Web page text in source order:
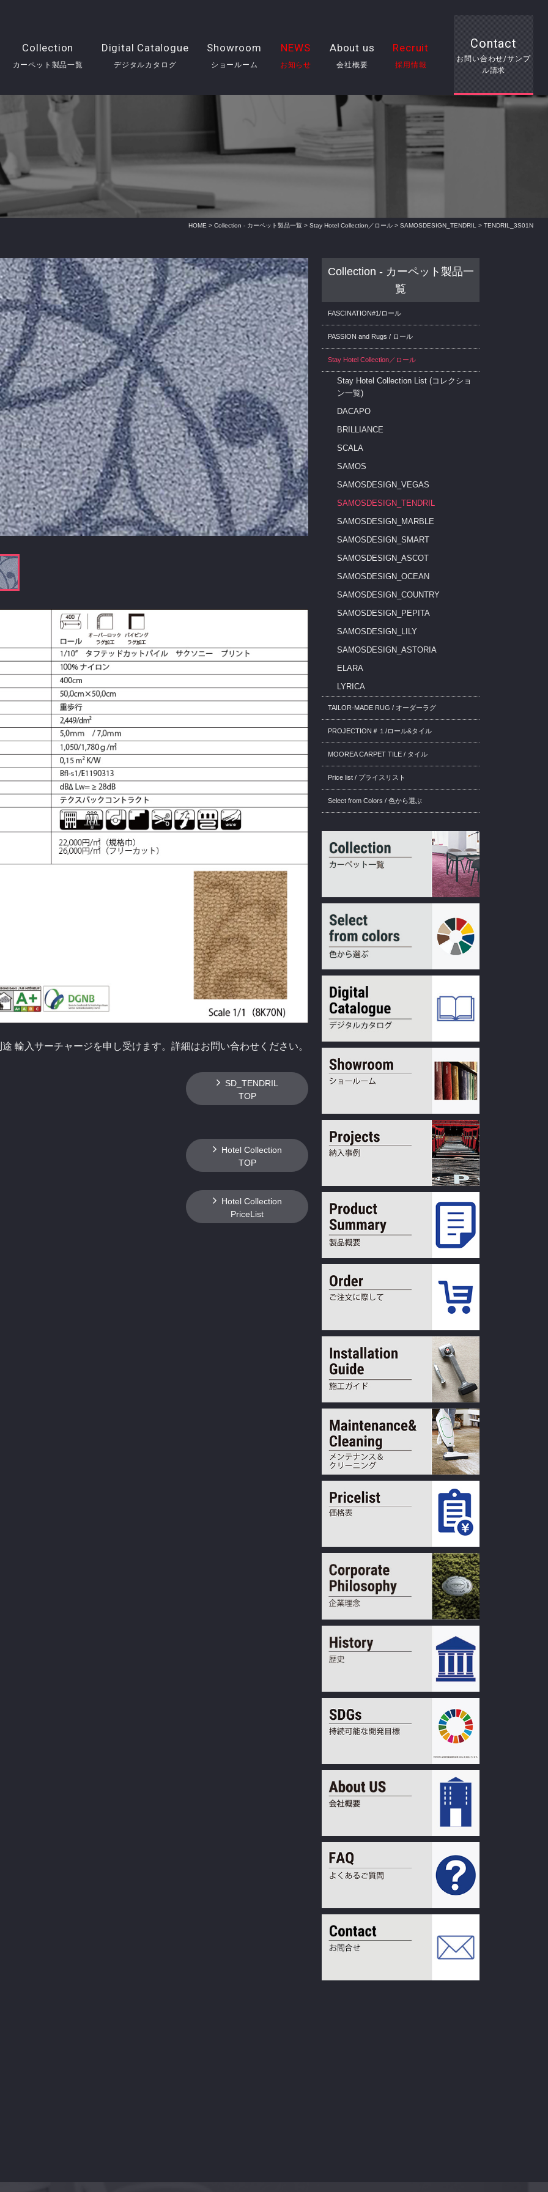
Contact
お問い合わせ/サンプ
ル請求
Collection
カーペット製品一覧
Digital Catalogue
デジタルカタログ
Showroom
ショールーム
NEWS
お知らせ
About us
会社概要
Recruit
採用情報
HOME > Collection - カーペット製品一覧 > Stay Hotel Collection／ロール > SAMOSDESIGN_TENDRIL > TENDRIL_3S01N
輸入サーチャージを申し受けます。詳細はお問い合わせください。
SD_TENDRIL
TOP
Hotel Collection
TOP
Hotel Collection
PriceList
Collection - カーペット製品一
覧
FASCINATION#1/ロール
PASSION and Rugs / ロール
Stay Hotel Collection／ロール
Stay Hotel Collection List (コレクショ
ン一覧)
DACAPO
BRILLIANCE
SCALA
SAMOS
SAMOSDESIGN_VEGAS
SAMOSDESIGN_TENDRIL
SAMOSDESIGN_MARBLE
SAMOSDESIGN_SMART
SAMOSDESIGN_ASCOT
SAMOSDESIGN_OCEAN
SAMOSDESIGN_COUNTRY
SAMOSDESIGN_PEPITA
SAMOSDESIGN_LILY
SAMOSDESIGN_ASTORIA
ELARA
LYRICA
TAILOR-MADE RUG / オーダーラグ
PROJECTION＃１/ロール&タイル
MOOREA CARPET TILE / タイル
Price list / プライスリスト
Select from Colors / 色から選ぶ